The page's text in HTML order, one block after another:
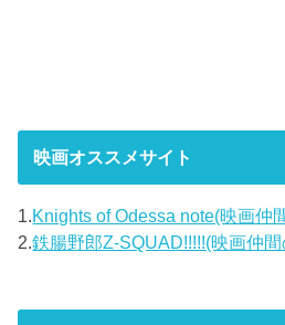
映画オススメサイト
1.Knights of Odessa note(映画仲
2.鉄腸野郎Z-SQUAD!!!!!(映画仲